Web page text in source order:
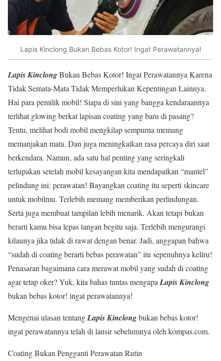
Lapis Kinclong Bukan Bebas Kotor! Ingat Perawatannya!
Lapis KinclongBukan Bebas Kotor! Ingat Perawatannya Karena
Tidak Semata-Mata Tidak Memperlukan Kepentingan Lainnya.
Hai para pemilik mobil! Siapa di sini yang bangga kendaraannya
terlihat glowing berkat lapisan coating yang baru di pasang?
Tentu, melihat bodi mobil mengkilap sempurna memang
memanjakan mata. Dan juga meningkatkan rasa percaya diri saat
berkendara. Namun, ada satu hal penting yang seringkali
terlupakan setelah mobil kesayangan kita mendapatkan “mantel”
pelindung ini: perawatan! Bayangkan coating itu seperti skincare
untuk mobilmu. Terlebih memang memberikan perlindungan.
Serta juga membuat tampilan lebih menarik. Akan tetapi bukan
berarti kamu bisa lepas tangan begitu saja. Terlebih mengurangi
kilaunya jika tidak di rawat dengan benar. Jadi, anggapan bahwa
“sudah di coating berarti bebas perawatan” itu sepenuhnya keliru!
Penasaran bagaimana cara merawat mobil yang sudah di coating
agar tetap oker? Yuk, kita bahas tuntas mengapa Lapis Kinclong
bukan bebas kotor! ingat perawatannya!
Mengenai ulasan tentangLapis Kinclongbukan bebas kotor!
ingat perawatannya telah di lansir sebelumnya oleh kompas.com.
Coating Bukan Pengganti Perawatan Rutin